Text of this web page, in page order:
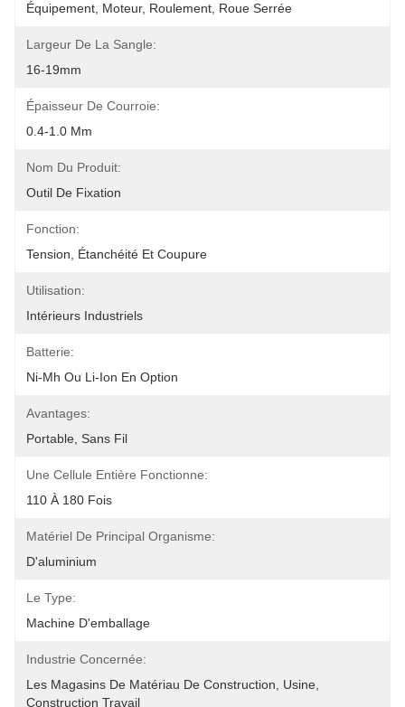
Équipement, Moteur, Roulement, Roue Serrée
Largeur De La Sangle:
16-19mm
Épaisseur De Courroie:
0.4-1.0 Mm
Nom Du Produit:
Outil De Fixation
Fonction:
Tension, Étanchéité Et Coupure
Utilisation:
Intérieurs Industriels
Batterie:
Ni-Mh Ou Li-Ion En Option
Avantages:
Portable, Sans Fil
Une Cellule Entière Fonctionne:
110 À 180 Fois
Matériel De Principal Organisme:
D'aluminium
Le Type:
Machine D'emballage
Industrie Concernée:
Les Magasins De Matériau De Construction, Usine,
Construction Travail